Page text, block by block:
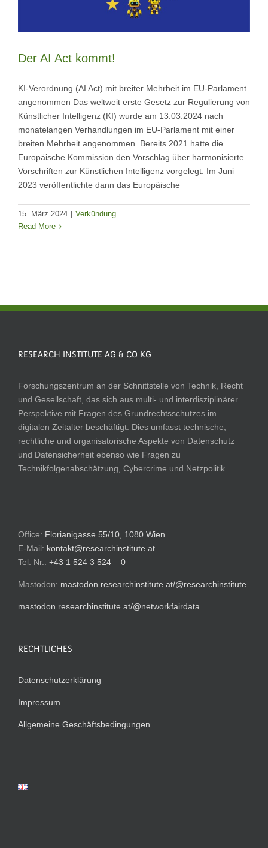
Der AI Act kommt!
KI-Verordnung (AI Act) mit breiter Mehrheit im EU-Parlament
angenommen Das weltweit erste Gesetz zur Regulierung von
Künstlicher Intelligenz (KI) wurde am 13.03.2024 nach
monatelangen Verhandlungen im EU-Parlament mit einer
breiten Mehrheit angenommen. Bereits 2021 hatte die
Europäische Kommission den Vorschlag über harmonisierte
Vorschriften zur Künstlichen Intelligenz vorgelegt. Im Juni
2023 veröffentlichte dann das Europäische
15. März 2024
Verkündung
Read More
RESEARCH INSTITUTE AG & CO KG
Forschungszentrum an der Schnittstelle von Technik, Recht
und Gesellschaft, das sich aus multi- und interdisziplinärer
Perspektive mit Fragen des Grundrechtsschutzes im
digitalen Zeitalter beschäftigt. Dies umfasst technische,
rechtliche und organisatorische Aspekte von Datenschutz
und Datensicherheit ebenso wie Fragen zu
Technikfolgenabschätzung, Cybercrime und Netzpolitik.
Office: Florianigasse 55/10, 1080 Wien
E-Mail: kontakt@researchinstitute.at
Tel. Nr.: +43 1 524 3 524 – 0
Mastodon: mastodon.researchinstitute.at/@researchinstitute
mastodon.researchinstitute.at/@networkfairdata
RECHTLICHES
Datenschutzerklärung
Impressum
Allgemeine Geschäftsbedingungen